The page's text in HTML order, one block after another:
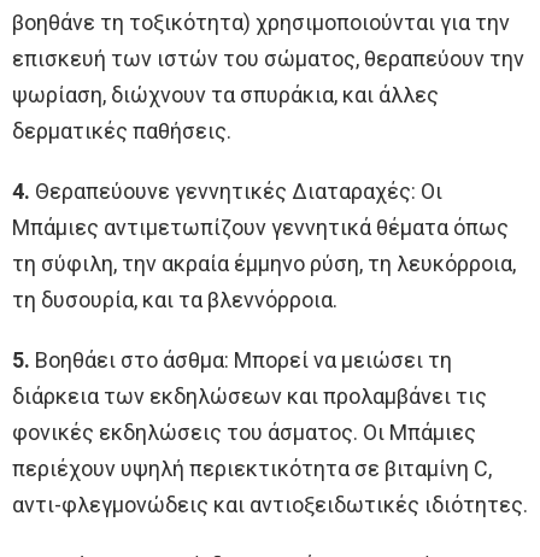
βοηθάνε τη τοξικότητα) χρησιμοποιούνται για την
επισκευή των ιστών του σώματος, θεραπεύουν την
ψωρίαση, διώχνουν τα σπυράκια, και άλλες
δερματικές παθήσεις.
4. Θεραπεύουνε γεννητικές Διαταραχές: Οι
Μπάμιες αντιμετωπίζουν γεννητικά θέματα όπως
τη σύφιλη, την ακραία έμμηνο ρύση, τη λευκόρροια,
τη δυσουρία, και τα βλεννόρροια.
5. Βοηθάει στο άσθμα: Μπορεί να μειώσει τη
διάρκεια των εκδηλώσεων και προλαμβάνει τις
φονικές εκδηλώσεις του άσματος. Οι Μπάμιες
περιέχουν υψηλή περιεκτικότητα σε βιταμίνη C,
αντι-φλεγμονώδεις και αντιοξειδωτικές ιδιότητες.